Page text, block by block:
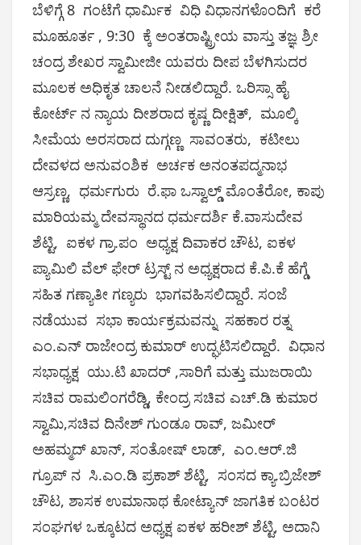
ಬೆಳಿಗ್ಗೆ 8 ಗಂಟೆಗೆ ಧಾರ್ಮಿಕ ವಿಧಿ ವಿಧಾನಗಳೊಂದಿಗೆ ಕರೆ
ಮೂಹೂರ್ತ , 9:30 ಕ್ಕೆ ಅಂತರಾಷ್ಟ್ರೀಯ ವಾಸ್ತು ತಜ್ಞ ಶ್ರೀ
ಚಂದ್ರ ಶೇಖರ ಸ್ವಾಮೀಜೀ ಯವರು ದೀಪ ಬೆಳಗಿಸುದರ
ಮೂಲಕ ಅಧಿಕೃತ ಚಾಲನೆ ನೀಡಲಿದ್ದಾರೆ. ಒರಿಸ್ಸಾ ಹೈ
ಕೋರ್ಟ್ ನ ನ್ಯಾಯ ದೀಶರಾದ ಕೃಷ್ಣ ದೀಕ್ಷಿತ್, ಮೂಲ್ಕಿ
ಸೀಮೆಯ ಅರಸರಾದ ದುಗ್ಗಣ್ಣ ಸಾವಂತರು, ಕಟೀಲು
ದೇವಳದ ಅನುವಂಶಿಕ ಅರ್ಚಕ ಅನಂತಪದ್ಮನಾಭ
ಆಸ್ರಣ್ಣ, ಧರ್ಮಗುರು ರೆ.ಫಾ ಒಸ್ವಾಲ್ಡ್ ಮೊಂತೆರೋ, ಕಾಪು
ಮಾರಿಯಮ್ಮ ದೇವಸ್ಥಾನದ ಧರ್ಮದರ್ಶಿ ಕೆ.ವಾಸುದೇವ
ಶೆಟ್ಟಿ, ಐಕಳ ಗ್ರಾ.ಪಂ ಅಧ್ಯಕ್ಷ ದಿವಾಕರ ಚೌಟ, ಐಕಳ
ಪ್ಯಾಮಿಲಿ ವೆಲ್ ಫೇರ್ ಟ್ರಸ್ಟ್ ನ ಅಧ್ಯಕ್ಷರಾದ ಕೆ.ಪಿ.ಕೆ ಹೆಗ್ಡೆ
ಸಹಿತ ಗಣ್ಯಾತೀ ಗಣ್ಯರು ಭಾಗವಹಿಸಲಿದ್ದಾರೆ. ಸಂಜೆ
ನಡೆಯುವ ಸಭಾ ಕಾರ್ಯಕ್ರಮವನ್ನು ಸಹಕಾರ ರತ್ನ
ಎಂ.ಎನ್ ರಾಜೇಂದ್ರ ಕುಮಾರ್ ಉದ್ಘಟಿಸಲಿದ್ದಾರೆ. ವಿಧಾನ
ಸಭಾಧ್ಯಕ್ಷ ಯು.ಟಿ ಖಾದರ್ ,ಸಾರಿಗೆ ಮತ್ತು ಮುಜರಾಯಿ
ಸಚಿವ ರಾಮಲಿಂಗರೆಡ್ಡಿ, ಕೇಂದ್ರ ಸಚಿವ ಎಚ್.ಡಿ ಕುಮಾರ
ಸ್ವಾಮಿ,ಸಚಿವ ದಿನೇಶ್ ಗುಂಡೂ ರಾವ್, ಜಮೀರ್
ಅಹಮ್ಮದ್ ಖಾನ್, ಸಂತೋಷ್ ಲಾಡ್, ಎಂ.ಆರ್.ಜಿ
ಗ್ರೂಪ್ ನ ಸಿ.ಎಂ.ಡಿ ಪ್ರಕಾಶ್ ಶೆಟ್ಟಿ, ಸಂಸದ ಕ್ಯಾ.ಬ್ರಿಜೇಶ್
ಚೌಟ, ಶಾಸಕ ಉಮಾನಾಥ ಕೋಟ್ಯಾನ್ ಜಾಗತಿಕ ಬಂಟರ
ಸಂಘಗಳ ಒಕ್ಕೂಟದ ಅಧ್ಯಕ್ಷ ಐಕಳ ಹರೀಶ್ ಶೆಟ್ಟಿ, ಅದಾನಿ